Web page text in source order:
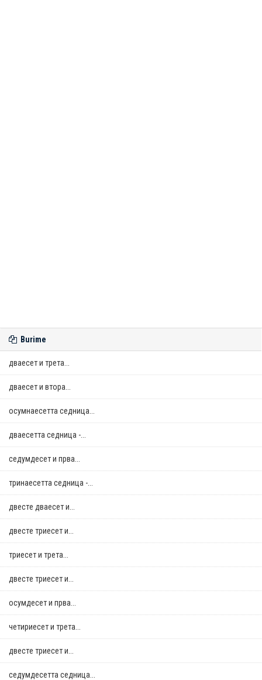
Burime
дваесет и трета...
дваесет и втора...
осумнaесетта седница...
дваесетта седница -...
седумдесет и прва...
тринаесетта седница -...
двестe дваесет и...
двестe триесет и...
триесет и трета...
двестe триесет и...
осумдесет и прва...
четириесет и трета...
двестe триесет и...
седумдесетта седница...